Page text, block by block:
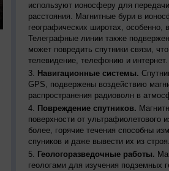
используют ионосферу для
расстояния. Магнитные бури в
географических широтах,
Телеграфные линии также
может повредить спутники связи,
телевидение, телефонию и интернет.
Навигационные системы.
GPS, подвержены воздействию
распространения радиоволн в
Повреждение спутников.
поверхности от ультрафиолетового
более, горячие течения способны
спуников и даже вывести их из
Геологоразведочные работы.
геологами для изучения подземных